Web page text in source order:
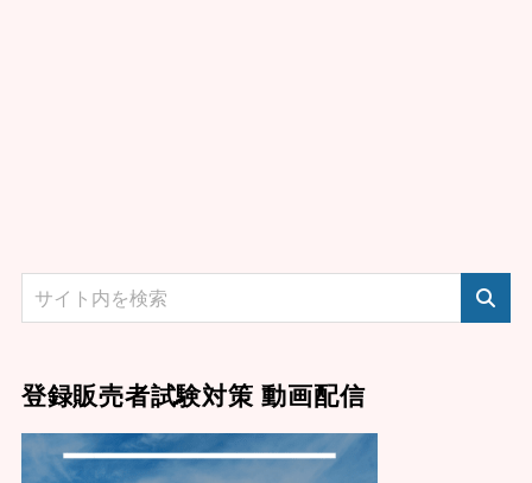
登録販売者試験対策 動画配信